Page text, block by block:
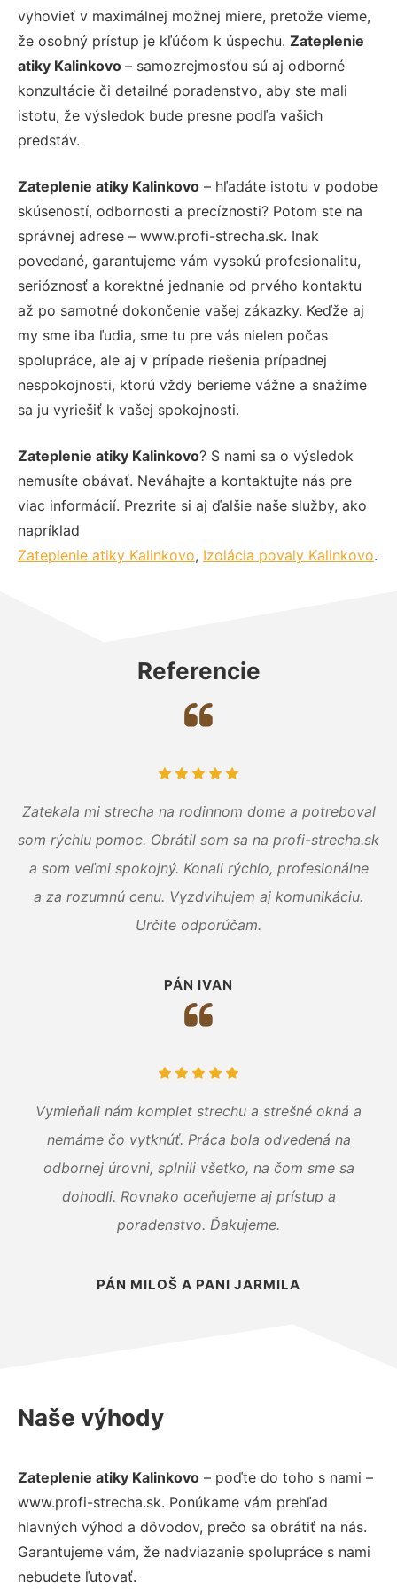
vyhovieť v maximálnej možnej miere, pretože vieme,
že osobný prístup je kľúčom k úspechu. Zateplenie
atiky Kalinkovo – samozrejmosťou sú aj odborné
konzultácie či detailné poradenstvo, aby ste mali
istotu, že výsledok bude presne podľa vašich
predstáv.
Zateplenie atiky Kalinkovo – hľadáte istotu v podobe
skúseností, odbornosti a precíznosti? Potom ste na
správnej adrese – www.profi-strecha.sk. Inak
povedané, garantujeme vám vysokú profesionalitu,
serióznosť a korektné jednanie od prvého kontaktu
až po samotné dokončenie vašej zákazky. Keďže aj
my sme iba ľudia, sme tu pre vás nielen počas
spolupráce, ale aj v prípade riešenia prípadnej
nespokojnosti, ktorú vždy berieme vážne a snažíme
sa ju vyriešiť k vašej spokojnosti.
Zateplenie atiky Kalinkovo? S nami sa o výsledok
nemusíte obávať. Neváhajte a kontaktujte nás pre
viac informácií. Prezrite si aj ďalšie naše služby, ako
napríklad
Zateplenie atiky Kalinkovo, Izolácia povaly Kalinkovo.
Referencie
Zatekala mi strecha na rodinnom dome a potreboval
som rýchlu pomoc. Obrátil som sa na profi-strecha.sk
a som veľmi spokojný. Konali rýchlo, profesionálne
a za rozumnú cenu. Vyzdvihujem aj komunikáciu.
Určite odporúčam.
PÁN IVAN
Vymieňali nám komplet strechu a strešné okná a
nemáme čo vytknúť. Práca bola odvedená na
odbornej úrovni, splnili všetko, na čom sme sa
dohodli. Rovnako oceňujeme aj prístup a
poradenstvo. Ďakujeme.
PÁN MILOŠ A PANI JARMILA
Naše výhody
Zateplenie atiky Kalinkovo – poďte do toho s nami –
www.profi-strecha.sk. Ponúkame vám prehľad
hlavných výhod a dôvodov, prečo sa obrátiť na nás.
Garantujeme vám, že nadviazanie spolupráce s nami
nebudete ľutovať.